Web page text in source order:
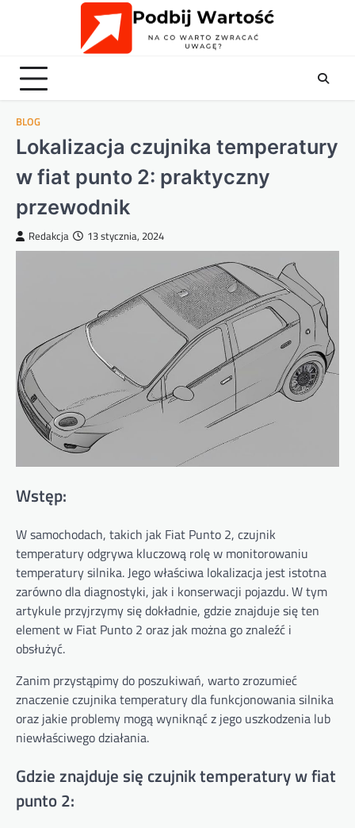
BLOG
Lokalizacja czujnika temperatury
w fiat punto 2: praktyczny
przewodnik
Redakcja 13 stycznia, 2024
Wstęp:
W samochodach, takich jak Fiat Punto 2, czujnik
temperatury odgrywa kluczową rolę w monitorowaniu
temperatury silnika. Jego właściwa lokalizacja jest istotna
zarówno dla diagnostyki, jak i konserwacji pojazdu. W tym
artykule przyjrzymy się dokładnie, gdzie znajduje się ten
element w Fiat Punto 2 oraz jak można go znaleźć i
obsłużyć.
Zanim przystąpimy do poszukiwań, warto zrozumieć
znaczenie czujnika temperatury dla funkcjonowania silnika
oraz jakie problemy mogą wyniknąć z jego uszkodzenia lub
niewłaściwego działania.
Gdzie znajduje się czujnik temperatury w fiat
punto 2: